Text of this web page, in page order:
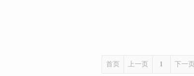
首页 上一页 1 下一页